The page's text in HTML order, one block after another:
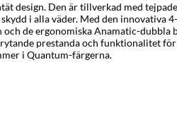
design. Den är tillverkad med
i alla väder. Med den innovativa
de ergonomiska Anamatic-dubbla
prestanda och funktionalitet
i Quantum-färgerna.